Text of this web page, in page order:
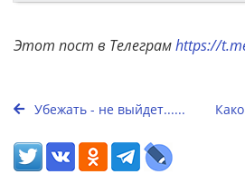
Этот пост в Телеграмhttps://
Убежать - не выйдет......